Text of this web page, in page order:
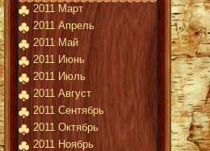
2011 Март
2011 Апрель
2011 Май
2011 Июнь
2011 Июль
2011 Август
2011 Сентябрь
2011 Октябрь
2011 Ноябрь